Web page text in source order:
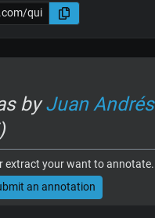
byJuan Andrés
extract your want to annotate.
an annotation